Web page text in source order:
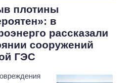
плотины
в
рассказали
сооружений
ГЭС